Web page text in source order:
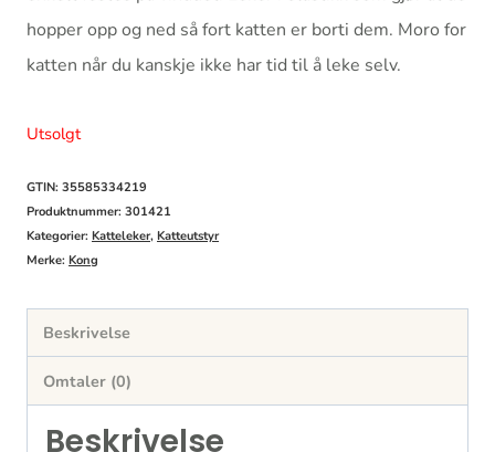
hopper opp og ned så fort katten er borti dem. Moro for
katten når du kanskje ikke har tid til å leke selv.
Utsolgt
GTIN: 35585334219
Produktnummer: 301421
Kategorier: Katteleker, Katteutstyr
Merke: Kong
Beskrivelse
Omtaler (0)
Beskrivelse